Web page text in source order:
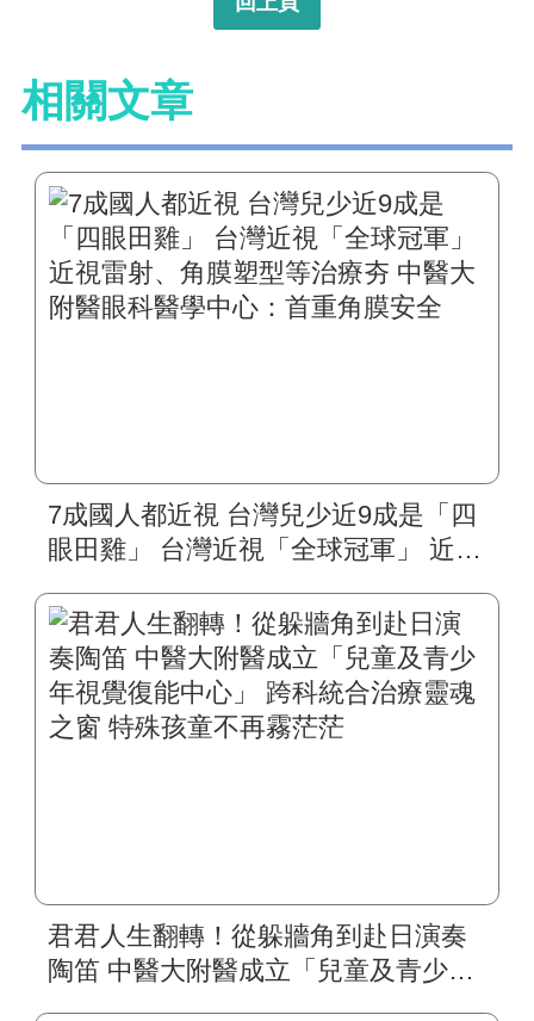
相關文章
7成國人都近視 台灣兒少近9成是「四
眼田雞」 台灣近視「全球冠軍」 近視
眼科醫學中心：首重角膜安全
君君人生翻轉！從躲牆角到赴日演奏
陶笛 中醫大附醫成立「兒童及青少年